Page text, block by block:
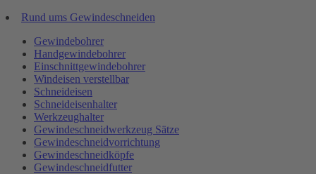
Rund ums Gewindeschneiden
Gewindebohrer
Handgewindebohrer
Einschnittgewindebohrer
Windeisen verstellbar
Schneideisen
Schneideisenhalter
Werkzeughalter
Gewindeschneidwerkzeug Sätze
Gewindeschneidvorrichtung
Gewindeschneidköpfe
Gewindeschneidfutter